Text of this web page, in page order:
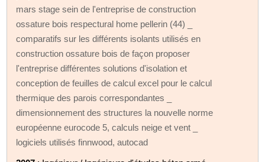
mars stage sein de l'entreprise de construction
ossature bois respectural home pellerin (44) _
comparatifs sur les différents isolants utilisés en
construction ossature bois de façon proposer
l'entreprise différentes solutions d'isolation et
conception de feuilles de calcul excel pour le calcul
thermique des parois correspondantes _
dimensionnement des structures la nouvelle norme
européenne eurocode 5, calculs neige et vent _
logiciels utilisés finnwood, autocad